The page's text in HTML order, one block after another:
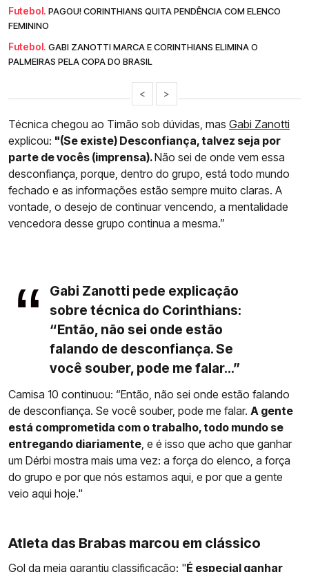
Futebol. PAGOU! CORINTHIANS QUITA PENDÊNCIA COM ELENCO
FEMININO
Futebol. GABI ZANOTTI MARCA E CORINTHIANS ELIMINA O
PALMEIRAS PELA COPA DO BRASIL
< >
Técnica chegou ao Timão sob dúvidas, mas Gabi Zanotti
explicou: "(Se existe) Desconfiança, talvez seja por
parte de vocês (imprensa).Não sei de onde vem essa
desconfiança, porque, dentro do grupo, está todo mundo
fechado e as informações estão sempre muito claras. A
vontade, o desejo de continuar vencendo, a mentalidade
vencedora desse grupo continua a mesma.”
Gabi Zanotti pede explicação
sobre técnica do Corinthians:
“Então, não sei onde estão
falando de desconfiança. Se
você souber, pode me falar...”
Camisa 10 continuou: “Então, não sei onde estão falando
de desconfiança. Se você souber, pode me falar. A gente
está comprometida com o trabalho, todo mundo se
entregando diariamente, e é isso que acho que ganhar
um Dérbi mostra mais uma vez: a força do elenco, a força
do grupo e por que nós estamos aqui, e por que a gente
veio aqui hoje."
Atleta das Brabas marcou em clássico
Gol da meia garantiu classificação: "É especial ganhar